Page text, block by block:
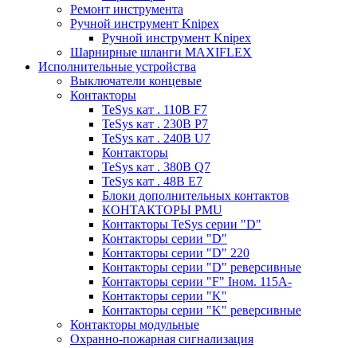
Ремонт инструмента
Ручной инструмент Knipex
Ручной инструмент Knipex
Шарнирные шланги MAXIFLEX
Исполнительные устройства
Выключатели концевые
Контакторы
TeSys кат . 110В F7
TeSys кат . 230В P7
TeSys кат . 240В U7
Контакторы
TeSys кат . 380В Q7
TeSys кат . 48В E7
Блоки дополнительных контактов
КОНТАКТОРЫ PMU
Контакторы TeSys серии "D"
Контакторы серии "D"
Контакторы серии "D" 220
Контакторы серии "D" реверсивные
Контакторы серии "F" Iном. 115А-
Контакторы серии "K"
Контакторы серии "K" реверсивные
Контакторы модульные
Охранно-пожарная сигнализация